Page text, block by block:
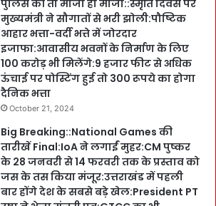
पुलिस की तो मौजा ही मौजा::स्मृति दिवस पर
मुख्यमंत्री ने सौगातों से भरी झोली:पौष्टिक
आहार भत्ता-वर्दी भत्ते में जोरदार
इजाफा:आवासीय भवनों के निर्माण के लिए
100 करोड़ भी मिलेंगे:9 हजार फीट से अधिक
ऊंचाई पर पोस्टिंग हुई तो 300 रूपये का होगा
दैनिक भत्ता
October 21, 2024
Big Breaking::National Games की
तारीखें Final:IoA ने लगाईं मुहर:CM पुष्कर
के 28 जनवरी से 14 फरवरी तक के प्रस्ताव को
जस के तस किया मंजूर:उत्तराखंड में पहली
बार होंगे देश के सबसे बड़े खेल:President PT